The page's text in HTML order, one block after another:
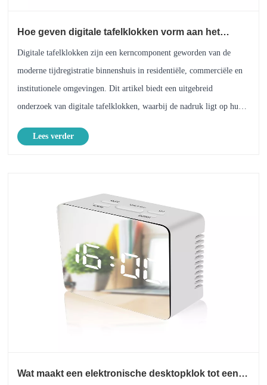
Hoe geven digitale tafelklokken vorm aan het
Digitale tafelklokken zijn een kerncomponent geworden van de
moderne tijdregistratie binnenshuis in residentiële, commerciële en
institutionele omgevingen. Dit artikel biedt een uitgebreid
onderzoek van digitale tafelklokken, waarbij de nadruk ligt op hun
Lees verder
Wat maakt een elektronische desktopklok tot een